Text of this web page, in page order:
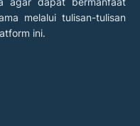
melalui tulisan-tulisan
ini.